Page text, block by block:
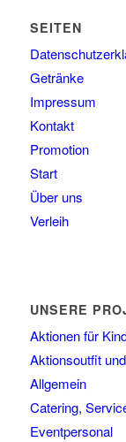
SEITEN
Getränke
Impressum
Kontakt
Promotion
Start
Über uns
Verleih
UNSERE
Aktionen für
Aktionsoutfit
Allgemein
Catering,
Eventpersonal